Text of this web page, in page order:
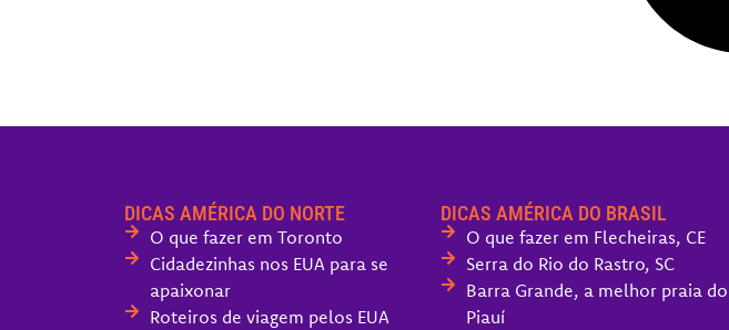
DICAS AMÉRICA DO NORTE
O que fazer em Toronto
Cidadezinhas nos EUA para se
apaixonar
Roteiros de viagem pelos EUA
DICAS AMÉRICA DO BRASIL
O que fazer em Flecheiras, CE
Serra do Rio do Rastro, SC
Barra Grande, a melhor praia do
Piauí